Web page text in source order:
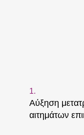
1.
Αύξηση
αιτημάτων